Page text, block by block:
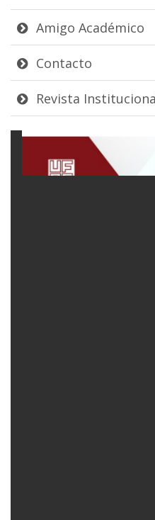
Amigo Académico
Contacto
Revista